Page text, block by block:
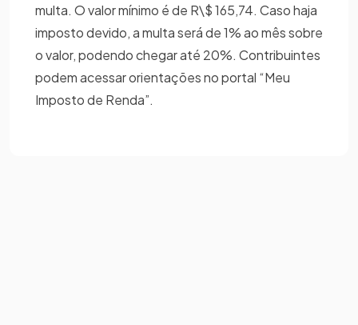
multa. O valor mínimo é de R\$ 165,74. Caso haja
imposto devido, a multa será de 1% ao mês sobre
o valor, podendo chegar até 20%. Contribuintes
podem acessar orientações no portal “Meu
Imposto de Renda”.